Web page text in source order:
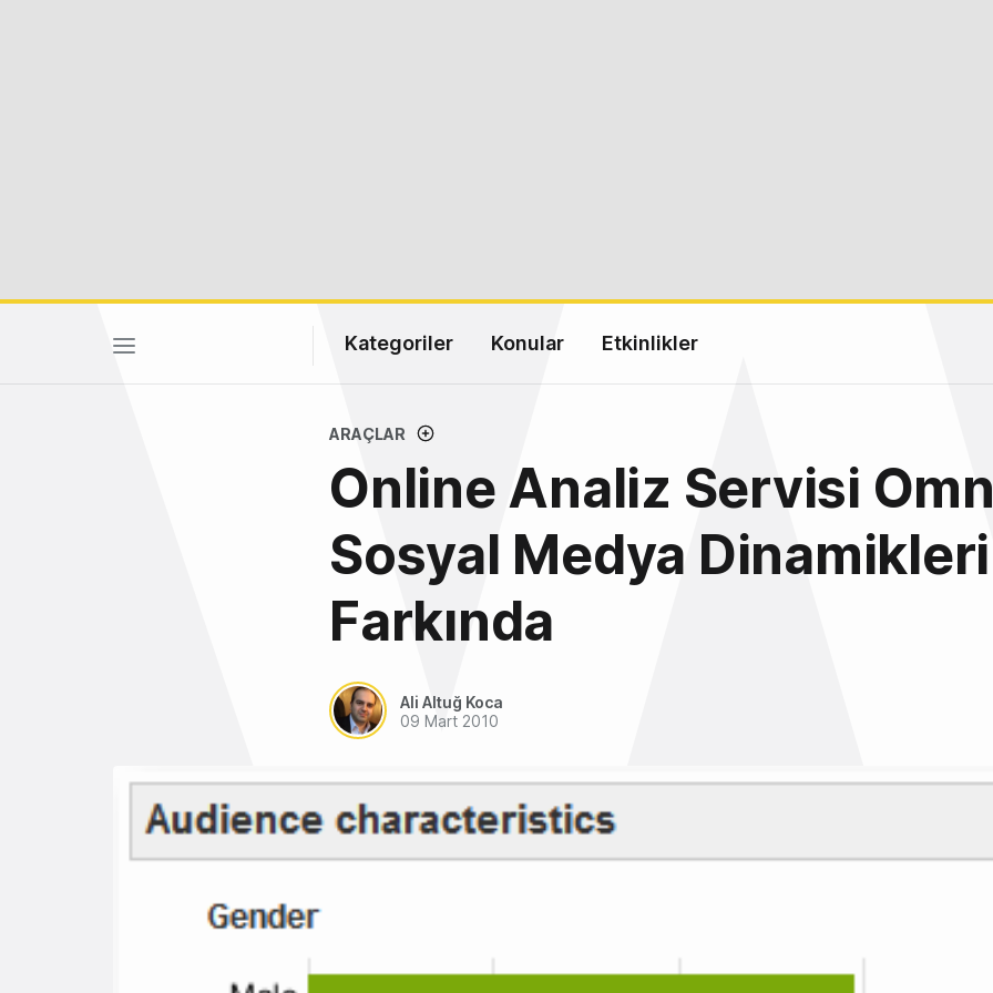
Kategoriler Konular Etkinlikler
ARAÇLAR
Online Analiz Servisi
Sosyal Medya
Farkında
Ali Altuğ Koca
09 Mart 2010